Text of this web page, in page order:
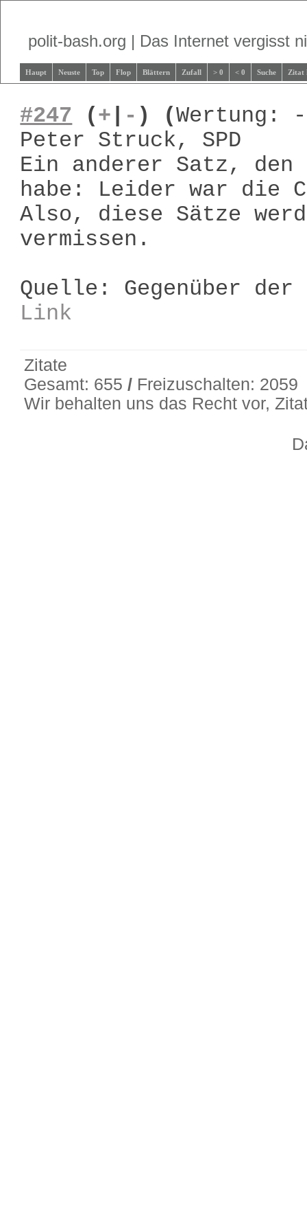
polit-bash.org | Das Internet vergisst
Haupt Neuste Top Flop Blättern Zufall > 0 < 0 Suche Zitat
#247 (+ - ) (Wertung: -
Peter Struck, SPD
Ein anderer Satz,
habe: Leider war die
Also, diese Sätze
vermissen.
Quelle: Gegenüber
Link
Zitate
Gesamt: 655/ Freizuschalten: 2059
Wir behalten uns das Recht vor,